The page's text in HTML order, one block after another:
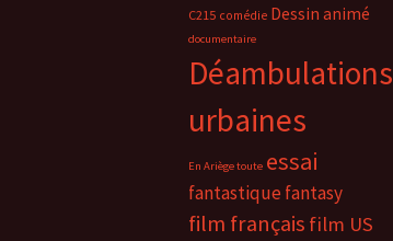
C215 comédie Dessin animé
documentaire
Déambulations
urbaines
En Ariège toute essai
fantastiquefantasy
film français film US